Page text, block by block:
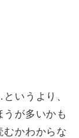
いうより、
うが多いかも
むかわからな